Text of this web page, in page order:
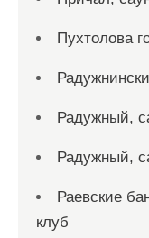
Пухтолова
Радужный,
Радужный,
Раевские
клуб